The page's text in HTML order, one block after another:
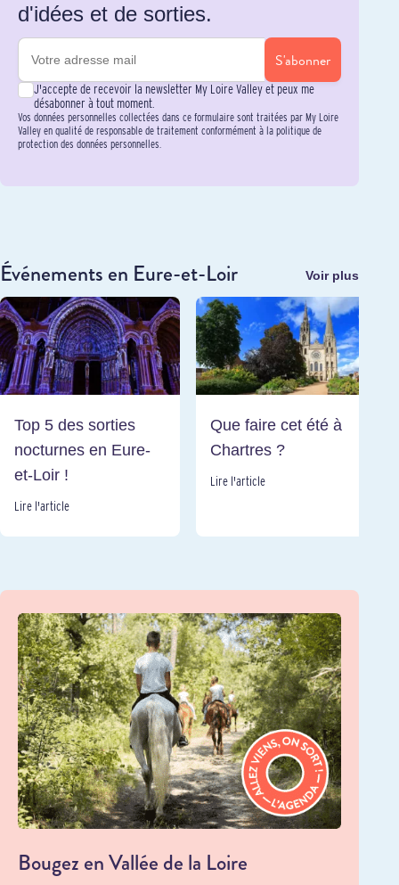
d'idées et de sorties.
S'abonner
J'accepte de recevoir la newsletter My Loire Valley et peux me
désabonner à tout moment.
Vos données personnelles collectées dans ce formulaire sont traitées par My Loire
Valley en qualité de responsable de traitement conformément à la politique de
protection des données personnelles.
Événements en Eure-et-Loir Voir plus
Top 5 des sorties
nocturnes en Eure-
et-Loir !
Lire l'article
Que faire cet été à
Chartres ?
Lire l'article
Bougez en Vallée de la Loire